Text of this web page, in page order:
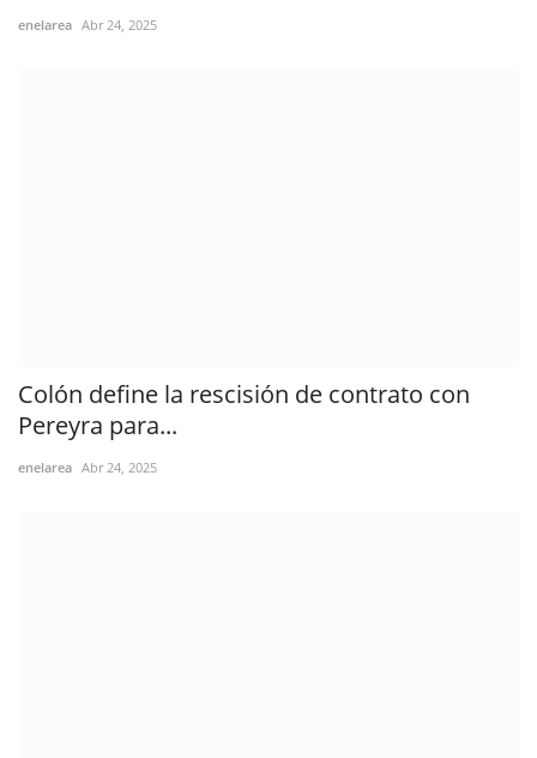
enelarea Abr 24, 2025
Colón define la rescisión de contrato con
Pereyra para...
enelarea Abr 24, 2025